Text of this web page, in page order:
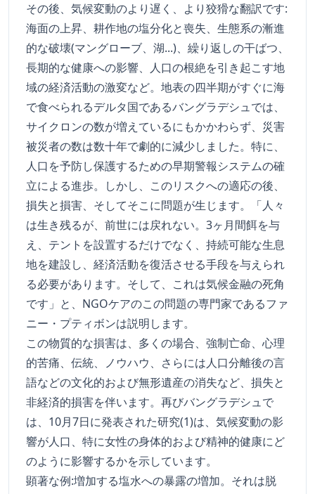
その後、気候変動のより遅く、より狡猾な翻訳です:
海面の上昇、耕作地の塩分化と喪失、生態系の漸進
的な破壊(マングローブ、湖...)、繰り返しの干ばつ、
長期的な健康への影響、人口の根絶を引き起こす地
域の経済活動の激変など。地表の四半期がすぐに海
で食べられるデルタ国であるバングラデシュでは、
サイクロンの数が増えているにもかかわらず、災害
被災者の数は数十年で劇的に減少しました。特に、
人口を予防し保護するための早期警報システムの確
立による進歩。しかし、このリスクへの適応の後、
損失と損害、そしてそこに問題が生じます。「人々
は生き残るが、前世には戻れない。3ヶ月間餌を与
え、テントを設置するだけでなく、持続可能な生息
地を建設し、経済活動を復活させる手段を与えられ
る必要があります。そして、これは気候金融の死角
です」と、NGOケアのこの問題の専門家であるファ
ニー・プティボンは説明します。
この物質的な損害は、多くの場合、強制亡命、心理
的苦痛、伝統、ノウハウ、さらには人口分離後の言
語などの文化的および無形遺産の消失など、損失と
非経済的損害を伴います。再びバングラデシュで
は、10月7日に発表された研究(1)は、気候変動の影
響が人口、特に女性の身体的および精神的健康にど
のように影響するかを示しています。
顕著な例:増加する塩水への暴露の増加。それは脱